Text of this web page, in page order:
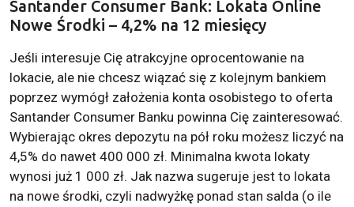
Santander Consumer Bank: Lokata Online
Nowe Środki – 4,2% na 12 miesięcy
Jeśli interesuje Cię atrakcyjne oprocentowanie na
lokacie, ale nie chcesz wiązać się z kolejnym bankiem
poprzez wymógł założenia konta osobistego to oferta
Santander Consumer Banku powinna Cię zainteresować.
Wybierając okres depozytu na pół roku możesz liczyć na
4,5% do nawet 400 000 zł. Minimalna kwota lokaty
wynosi już 1 000 zł. Jak nazwa sugeruje jest to lokata
na nowe środki, czyli nadwyżkę ponad stan salda (o ile